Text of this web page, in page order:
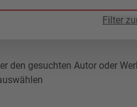
Filter
den gesuchten Autor oder